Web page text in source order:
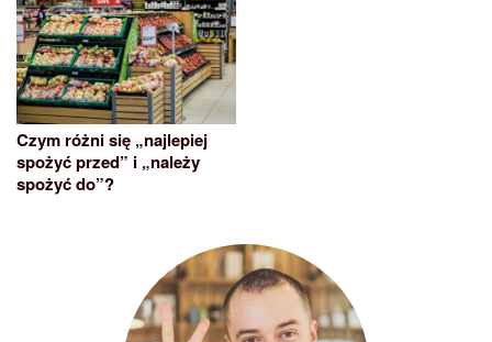
Czym różni się „najlepiej
spożyć przed” i „należy
spożyć do”?